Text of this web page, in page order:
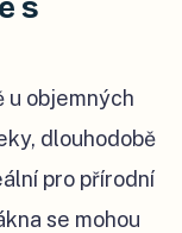
s
u objemných
dlouhodobě
pro přírodní
se mohou